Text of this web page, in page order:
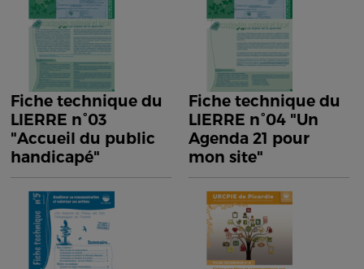
Fiche technique du
LIERRE n°03
"Accueil du public
handicapé"
Fiche technique du
LIERRE n°04 "Un
Agenda 21 pour
mon site"